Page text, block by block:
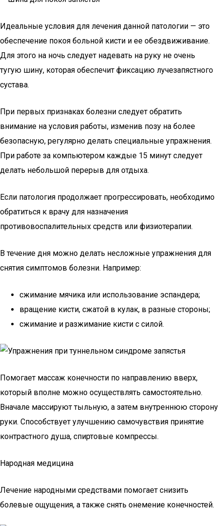
Идеальные условия для лечения данной патологии — это
обеспечение покоя больной кисти и ее обездвиживание.
Для этого на ночь следует надевать на руку не очень
тугую шину, которая обеспечит фиксацию лучезапястного
сустава.
При первых признаках болезни следует обратить
внимание на условия работы, изменив позу на более
безопасную, регулярно делать специальные упражнения.
При работе за компьютером каждые 15 минут следует
делать небольшой перерыв для отдыха.
Если патология продолжает прогрессировать, необходимо
обратиться к врачу для назначения
противовоспалительных средств или физиотерапии.
В течение дня можно делать несложные упражнения для
снятия симптомов болезни. Например:
сжимание мячика или использование эспандера;
вращение кисти, сжатой в кулак, в разные стороны;
сжимание и разжимание кисти с силой.
Помогает массаж конечности по направлению вверх,
который вполне можно осуществлять самостоятельно.
Вначале массируют тыльную, а затем внутреннюю сторону
руки. Способствует улучшению самочувствия принятие
контрастного душа, спиртовые компрессы.
Народная медицина
Лечение народными средствами помогает снизить
болевые ощущения, а также снять онемение конечностей.